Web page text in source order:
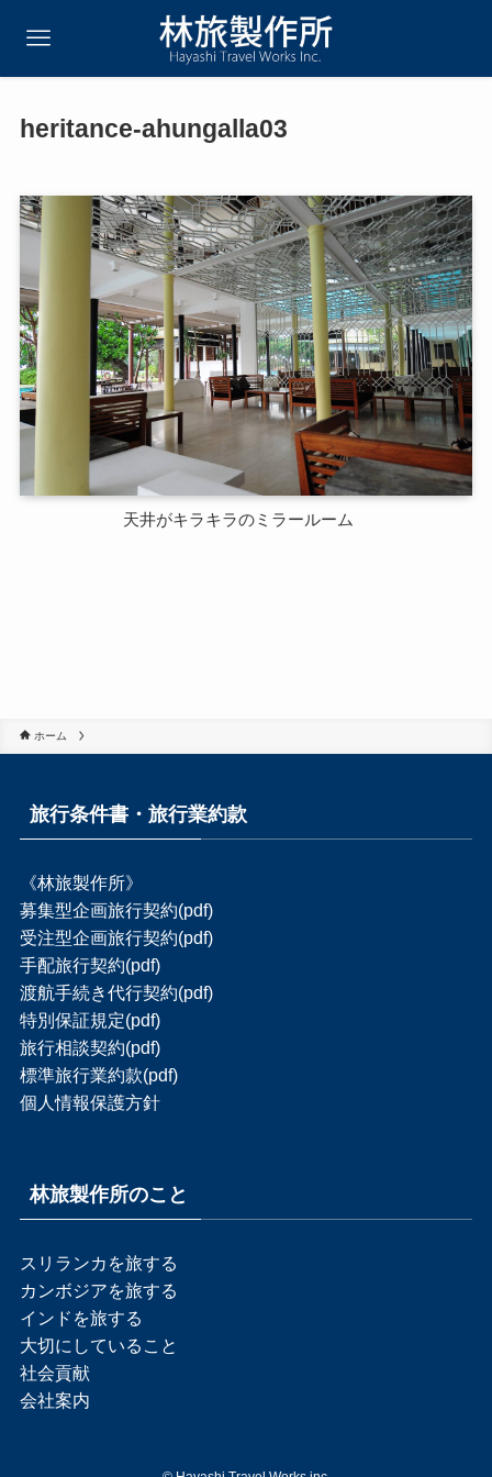
heritance-ahungalla03
天井がキラキラのミラールーム
ホーム
旅行条件書・旅行業約款
《林旅製作所》
募集型企画旅行契約(pdf)
受注型企画旅行契約(pdf)
手配旅行契約(pdf)
渡航手続き代行契約(pdf)
特別保証規定(pdf)
旅行相談契約(pdf)
標準旅行業約款(pdf)
個人情報保護方針
林旅製作所のこと
スリランカを旅する
カンボジアを旅する
インドを旅する
大切にしていること
社会貢献
会社案内